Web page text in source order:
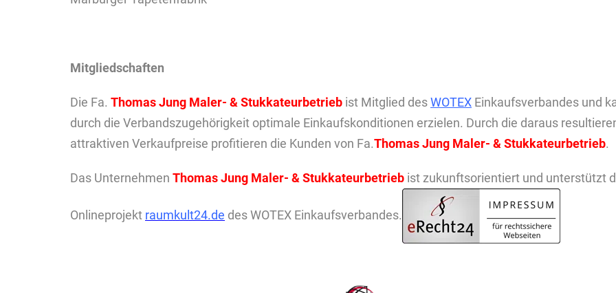
Mitgliedschaften
Die Fa. Thomas Jung Maler- & Stukkateurbetrieb ist Mitglied desWOTEX Einkaufsverbandes und
durch die Verbandszugehörigkeit optimale Einkaufskonditionen erzielen. Durch die daraus
attraktiven Verkaufpreise profitieren die Kunden von Fa.Thomas Jung Maler- & Stukkateurbetrieb.
Das Unternehmen Thomas Jung Maler- & Stukkateurbetrieb ist zukunftsorientiert und unterstützt
Onlineprojekt raumkult24.de des WOTEX Einkaufsverbandes.